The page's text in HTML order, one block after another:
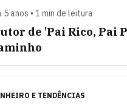
5 anos • 1 min de leitura
de 'Pai Rico, Pai
E TENDÊNCIAS